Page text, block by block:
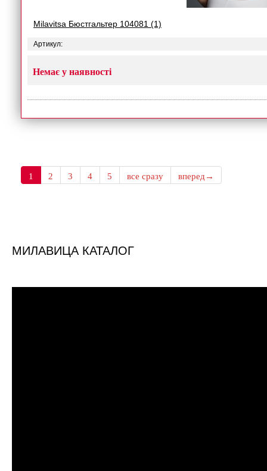
Milavitsa Бюстгальтер 104081 (1)
Артикул:
Немає у наявності
1 2 3 4 5 все сразу вперед→
МИЛАВИЦА КАТАЛОГ